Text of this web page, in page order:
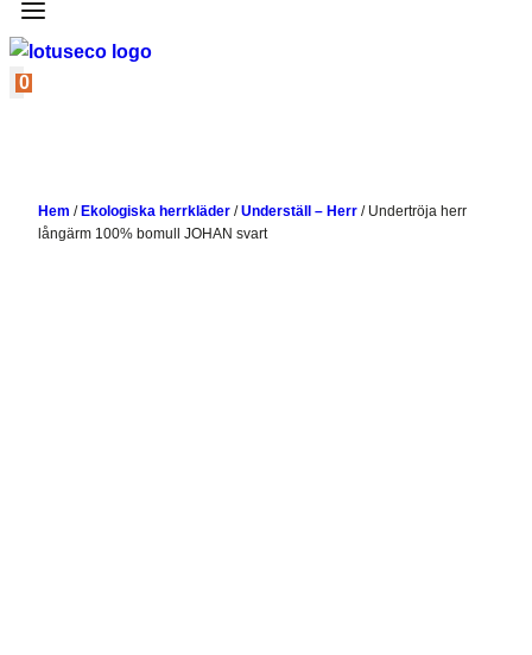
0
Hem / Ekologiska herrkläder /Underställ – Herr / Undertröja herr
långärm 100% bomull JOHAN svart